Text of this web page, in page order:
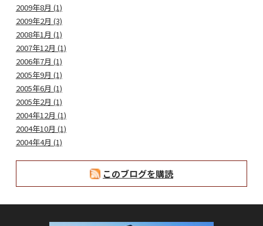
2009年8月 (1)
2009年2月 (3)
2008年1月 (1)
2007年12月 (1)
2006年7月 (1)
2005年9月 (1)
2005年6月 (1)
2005年2月 (1)
2004年12月 (1)
2004年10月 (1)
2004年4月 (1)
このブログを購読